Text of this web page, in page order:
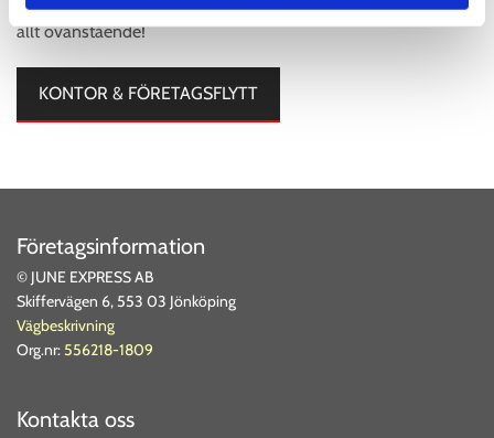
allt ovanstående!
KONTOR & FÖRETAGSFLYTT
Företagsinformation
© JUNE EXPRESS AB
Skiffervägen 6, 553 03 Jönköping
Vägbeskrivning
Org.nr: 556218-1809
Kontakta oss